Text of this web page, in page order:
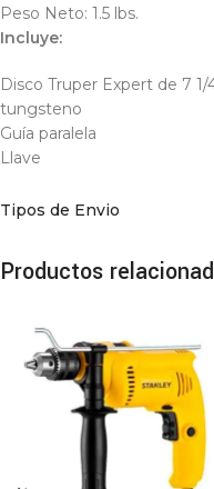
Peso Neto: 1.5 lbs.
Incluye:
Disco Truper Expert de 7
tungsteno
Guía paralela
Llave
Tipos de Envio
Productos